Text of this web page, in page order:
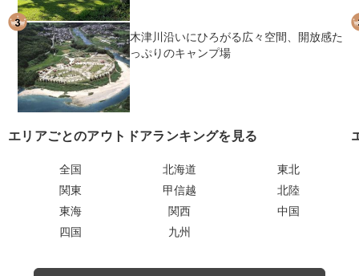
木津川沿いにひろがる広々空間、開放感た
っぷりのキャンプ場
エリアごとのアウトドアランキングを見る
全国 北海道
東北
関東
甲信越
北陸
東海
関西
中国
四国
九州